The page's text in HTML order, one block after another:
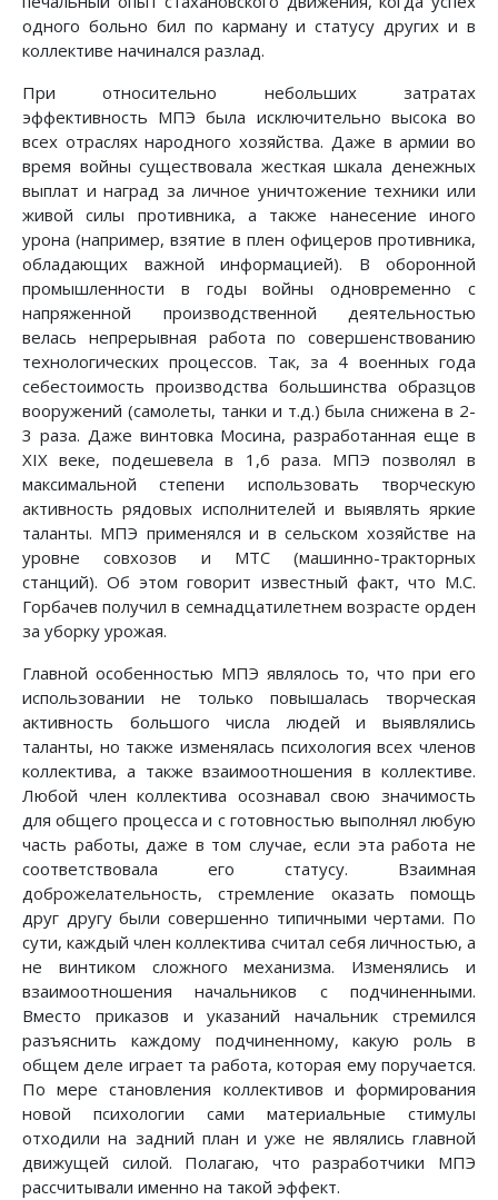
одного больно бил по карману и статусу других и в
коллективе начинался разлад.
При относительно небольших затратах
эффективность МПЭ была исключительно высока во
всех отраслях народного хозяйства. Даже в армии во
время войны существовала жесткая шкала денежных
выплат и наград за личное уничтожение техники или
живой силы противника, а также нанесение иного
урона (например, взятие в плен офицеров противника,
обладающих важной информацией). В оборонной
промышленности в годы войны одновременно с
напряженной производственной деятельностью
велась непрерывная работа по совершенствованию
технологических процессов. Так, за 4 военных года
себестоимость производства большинства образцов
вооружений (самолеты, танки и т.д.) была снижена в 2-
3 раза. Даже винтовка Мосина, разработанная еще в
XIX веке, подешевела в 1,6 раза. МПЭ позволял в
максимальной степени использовать творческую
активность рядовых исполнителей и выявлять яркие
таланты. МПЭ применялся и в сельском хозяйстве на
уровне совхозов и МТС (машинно-тракторных
станций). Об этом говорит известный факт, что М.С.
Горбачев получил в семнадцатилетнем возрасте орден
за уборку урожая.
Главной особенностью МПЭ являлось то, что при его
использовании не только повышалась творческая
активность большого числа людей и выявлялись
таланты, но также изменялась психология всех членов
коллектива, а также взаимоотношения в коллективе.
Любой член коллектива осознавал свою значимость
для общего процесса и с готовностью выполнял любую
часть работы, даже в том случае, если эта работа не
соответствовала его статусу. Взаимная
доброжелательность, стремление оказать помощь
друг другу были совершенно типичными чертами. По
сути, каждый член коллектива считал себя личностью, а
не винтиком сложного механизма. Изменялись и
взаимоотношения начальников с подчиненными.
Вместо приказов и указаний начальник стремился
разъяснить каждому подчиненному, какую роль в
общем деле играет та работа, которая ему поручается.
По мере становления коллективов и формирования
новой психологии сами материальные стимулы
отходили на задний план и уже не являлись главной
движущей силой. Полагаю, что разработчики МПЭ
рассчитывали именно на такой эффект.